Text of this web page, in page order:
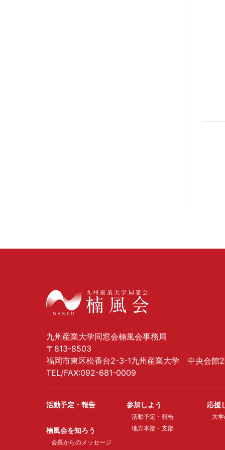
九州産業大学同窓会楠風会事務局
〒813-8503
福岡市東区松香台2-3-1九州産業大学 中央会館
TEL/FAX:092-681-0009
活動予定・報告
楠風会を知ろう
会長からのメッセージ
参加しよう
活動予定・報告
地方本部・支部
応援
大